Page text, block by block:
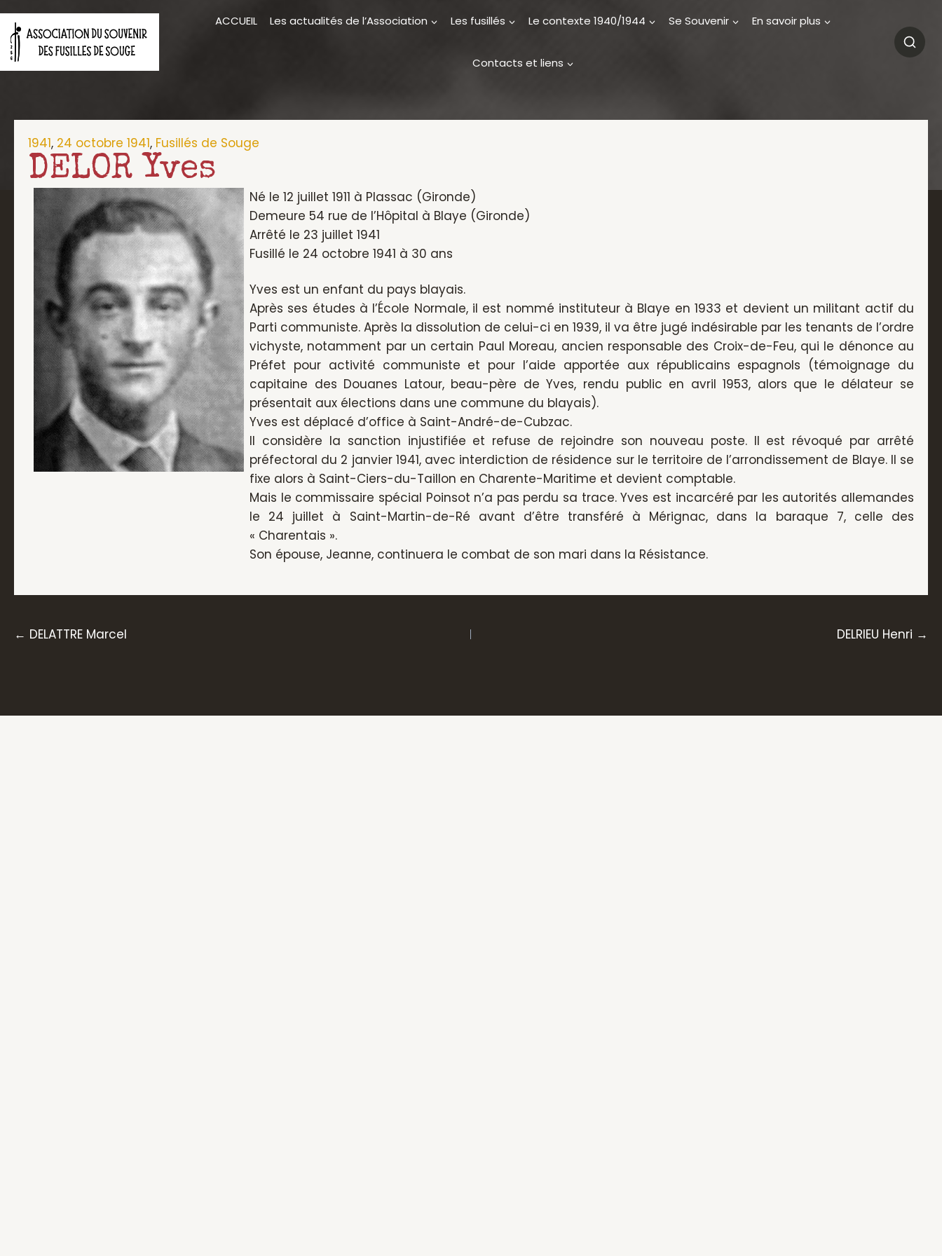
au
contenu
ACCUEIL Les actualités de l’Association Les fusillés Le contexte 1940/1944 Se Souvenir En savoir plus
Contacts et liens
1941, 24 octobre 1941, Fusillés de Souge
DELOR Yves
Né le 12 juillet 1911 à Plassac (Gironde)
Demeure 54 rue de l’Hôpital à Blaye (Gironde)
Arrêté le 23 juillet 1941
Fusillé le 24 octobre 1941 à 30 ans
Yves est un enfant du pays blayais.
Après ses études à l’École Normale, il est nommé instituteur à Blaye en 1933 et devient un militant actif du
Parti communiste. Après la dissolution de celui-ci en 1939, il va être jugé indésirable par les tenants de l’ordre
vichyste, notamment par un certain Paul Moreau, ancien responsable des Croix-de-Feu, qui le dénonce au
Préfet pour activité communiste et pour l’aide apportée aux républicains espagnols (témoignage du
capitaine des Douanes Latour, beau-père de Yves, rendu public en avril 1953, alors que le délateur se
présentait aux élections dans une commune du blayais).
Yves est déplacé d’office à Saint-André-de-Cubzac.
Il considère la sanction injustifiée et refuse de rejoindre son nouveau poste. Il est révoqué par arrêté
préfectoral du 2 janvier 1941, avec interdiction de résidence sur le territoire de l’arrondissement de Blaye. Il se
fixe alors à Saint-Ciers-du-Taillon en Charente-Maritime et devient comptable.
Mais le commissaire spécial Poinsot n’a pas perdu sa trace. Yves est incarcéré par les autorités allemandes
le 24 juillet à Saint-Martin-de-Ré avant d’être transféré à Mérignac, dans la baraque 7, celle des
« Charentais ».
Son épouse, Jeanne, continuera le combat de son mari dans la Résistance.
Posts
← DELATTRE Marcel DELRIEU Henri →